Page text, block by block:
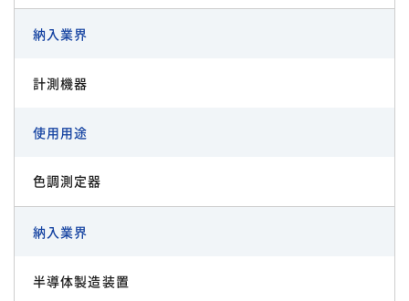
納入業界
計測機器
使用用途
色調測定器
納入業界
半導体製造装置